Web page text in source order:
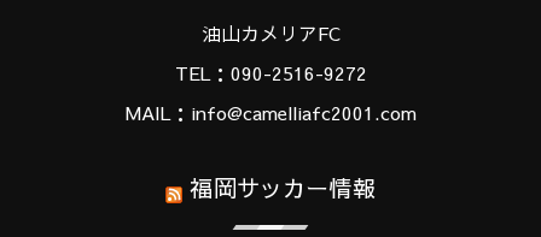
油山カメリアFC
TEL：090-2516-9272
MAIL：info@camelliafc2001.com
福岡サッカー情報